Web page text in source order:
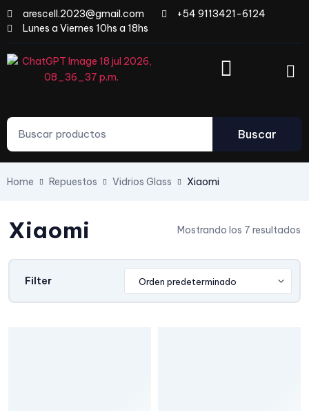
arescell.2023@gmail.com
+54 9113421-6124
Lunes a Viernes 10hs a 18hs
Buscar
Home Repuestos Vidrios Glass Xiaomi
Xiaomi Mostrando los 7 resultados
Filter